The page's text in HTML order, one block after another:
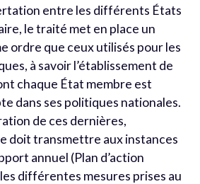
entre les différents États
le traité met en place un
ordre que ceux utilisés pour les
à savoir l’établissement de
chaque État membre est
dans ses politiques nationales.
de ces dernières,
doit transmettre aux instances
annuel (Plan d’action
différentes mesures prises au